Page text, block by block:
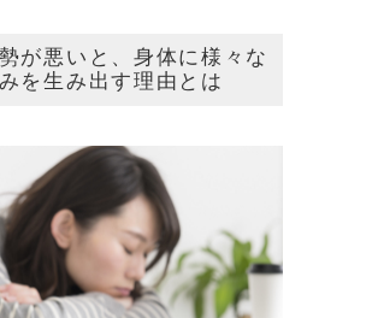
が悪いと、身体に様々な
を生み出す理由とは